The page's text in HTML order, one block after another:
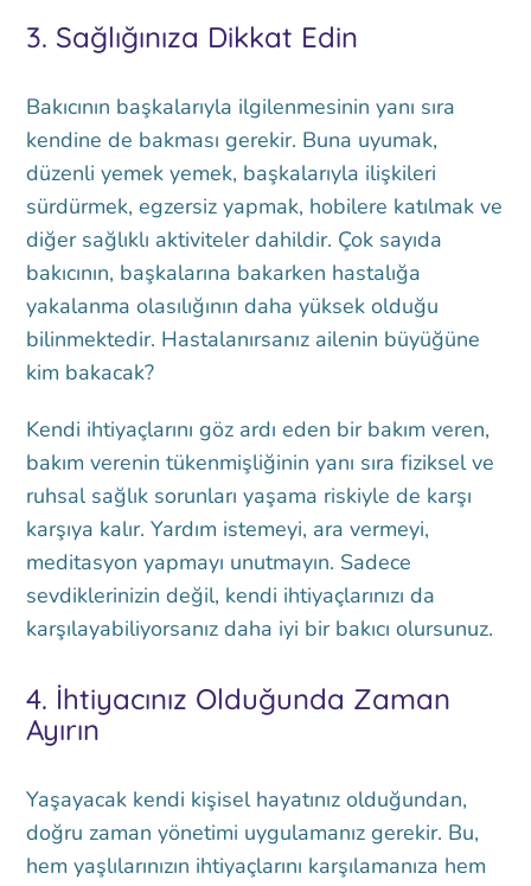
3. Sağlığınıza Dikkat Edin
Bakıcının başkalarıyla ilgilenmesinin yanı sıra
kendine de bakması gerekir. Buna uyumak,
düzenli yemek yemek, başkalarıyla ilişkileri
sürdürmek, egzersiz yapmak, hobilere katılmak ve
diğer sağlıklı aktiviteler dahildir. Çok sayıda
bakıcının, başkalarına bakarken hastalığa
yakalanma olasılığının daha yüksek olduğu
bilinmektedir. Hastalanırsanız ailenin büyüğüne
kim bakacak?
Kendi ihtiyaçlarını göz ardı eden bir bakım veren,
bakım verenin tükenmişliğinin yanı sıra fiziksel ve
ruhsal sağlık sorunları yaşama riskiyle de karşı
karşıya kalır. Yardım istemeyi, ara vermeyi,
meditasyon yapmayı unutmayın. Sadece
sevdiklerinizin değil, kendi ihtiyaçlarınızı da
karşılayabiliyorsanız daha iyi bir bakıcı olursunuz.
4. İhtiyacınız Olduğunda Zaman
Ayırın
Yaşayacak kendi kişisel hayatınız olduğundan,
doğru zaman yönetimi uygulamanız gerekir. Bu,
hem yaşlılarınızın ihtiyaçlarını karşılamanıza hem